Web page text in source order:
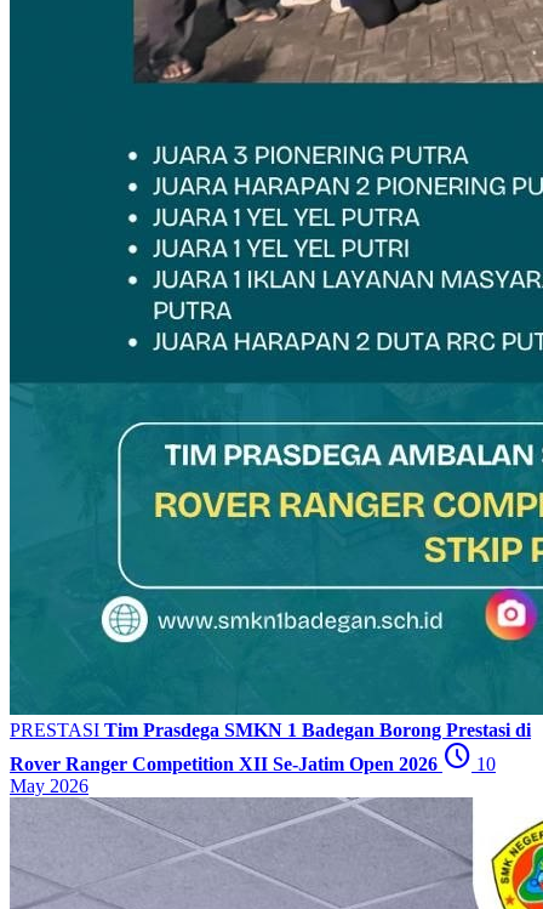
PRESTASI Tim Prasdega SMKN 1 Badegan Borong Prestasi di
Rover Ranger Competition XII Se-Jatim Open 2026 schedule 10
May 2026